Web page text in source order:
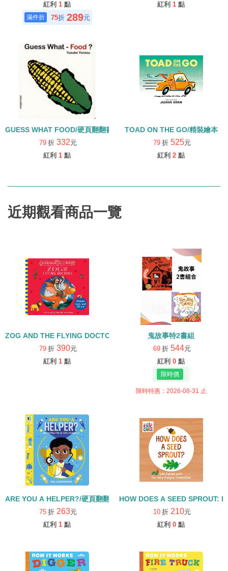
紅利 1 點
75折 289元
紅利 1 點
GUESS WHAT FOOD/硬頁翻翻書
79 折 332元
紅利 1 點
TOAD ON THE GO/精裝繪本
79 折 525元
紅利 2 點
近期觀看商品一覽
ZOG AND THE FLYING DOCTORS/英文繪本+CD
79 折 390元
紅利 1 點
鬼故事特2書組
69 折 544元
紅利 0 點
限時特惠：2026-08-31 止
ARE YOU A HELPER?/硬頁翻翻書
75 折 263元
紅利 1 點
HOW DOES A SEED SPROUT:
10 折 210元
紅利 0 點